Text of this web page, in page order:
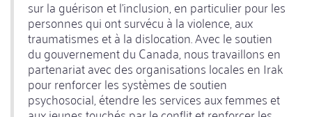
sur la guérison et l'inclusion, en particulier pour les
personnes qui ont survécu à la violence, aux
traumatismes et à la dislocation. Avec le soutien
du gouvernement du Canada, nous travaillons en
partenariat avec des organisations locales en Irak
pour renforcer les systèmes de soutien
psychosocial, étendre les services aux femmes et